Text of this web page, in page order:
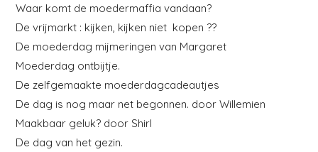
Waar komt de moedermaffia vandaan?
De vrijmarkt : kijken, kijken niet kopen ??
De moederdag mijmeringen van Margaret
Moederdag ontbijtje.
De zelfgemaakte moederdagcadeautjes
De dag is nog maar net begonnen. door Willemien
Maakbaar geluk? door Shirl
De dag van het gezin.